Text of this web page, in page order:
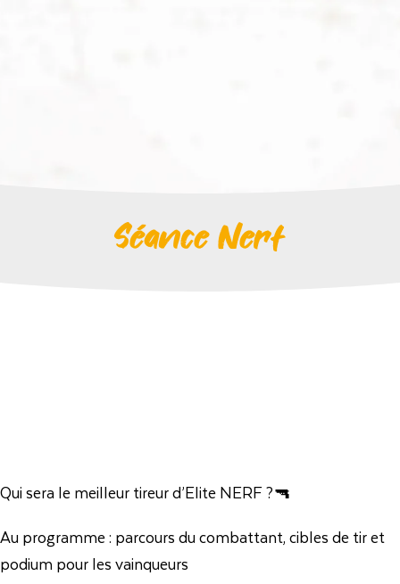
Séance Nerf
Qui sera le meilleur tireur d’Elite NERF ?🔫
Au programme : parcours du combattant, cibles de tir et
podium pour les vainqueurs